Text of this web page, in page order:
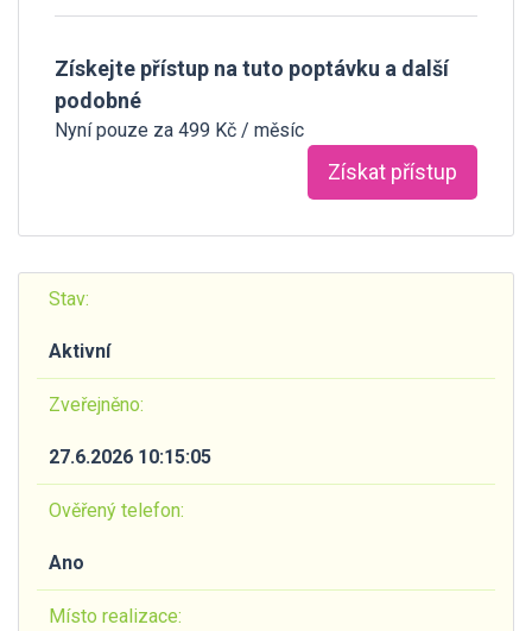
Získejte přístup na tuto poptávku a další
podobné
Nyní pouze za 499 Kč / měsíc
Získat přístup
Stav:
Aktivní
Zveřejněno:
27.6.2026 10:15:05
Ověřený telefon:
Ano
Místo realizace: